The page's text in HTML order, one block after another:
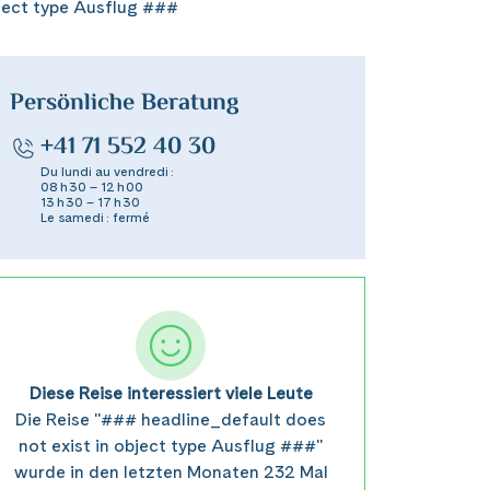
type Ausflug ###
Persönliche Beratung
+41 71 552 40 30
Du lundi au vendredi :
08 h 30 – 12 h 00
13 h 30 – 17 h 30
Le samedi : fermé
Diese Reise interessiert viele Leute
Die Reise "### headline_default does
not exist in object type Ausflug ###"
wurde in den letzten Monaten 232 Mal